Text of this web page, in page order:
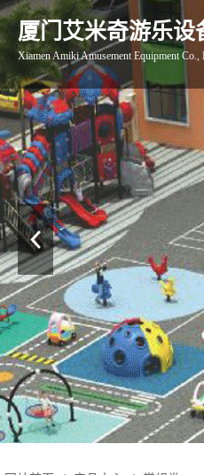
厦门艾米奇游乐设
Xiamen Amiki Amusement Equipment Co.,